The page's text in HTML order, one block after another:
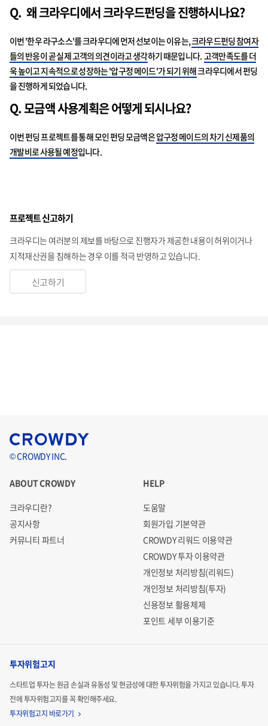
Q. 왜 크라우디에서 크라우드펀딩을 진행하시나요?
이번 '한우 라구소스'를 크라우디에 먼저 선보이는 이유는,크라우드펀딩 참여자
들의 반응이 곧 실제 고객의 의견이라고 생각하기 때문입니다. 고객만족도를 더
욱 높이고 지속적으로 성장하는 '압구정 메이드'가 되기 위해크라우디에서 펀딩
을 진행하게 되었습니다.
Q. 모금액 사용계획은 어떻게 되시나요?
이번 펀딩 프로젝트를 통해 모인 펀딩 모금액은압구정 메이드의 차기 신제품의
개발비로 사용될 예정입니다.
프로젝트 신고하기
크라우디는 여러분의 제보를 바탕으로 진행자가 제공한 내용이 허위이거나
지적재산권을 침해하는 경우 이를 적극 반영하고 있습니다.
신고하기
© CROWDY INC.
ABOUT CROWDY
크라우디란?
공지사항
커뮤니티 파트너
HELP
도움말
회원가입 기본약관
CROWDY 리워드 이용약관
CROWDY 투자 이용약관
개인정보 처리방침(리워드)
개인정보 처리방침(투자)
신용정보 활용체제
포인트 세부 이용기준
투자위험고지
스타트업 투자는 원금 손실과 유동성 및 현금성에 대한 투자위험을 가지고 있습니다.투자
전에 투자위험고지를 꼭 확인해주세요.
투자위험고지 바로가기